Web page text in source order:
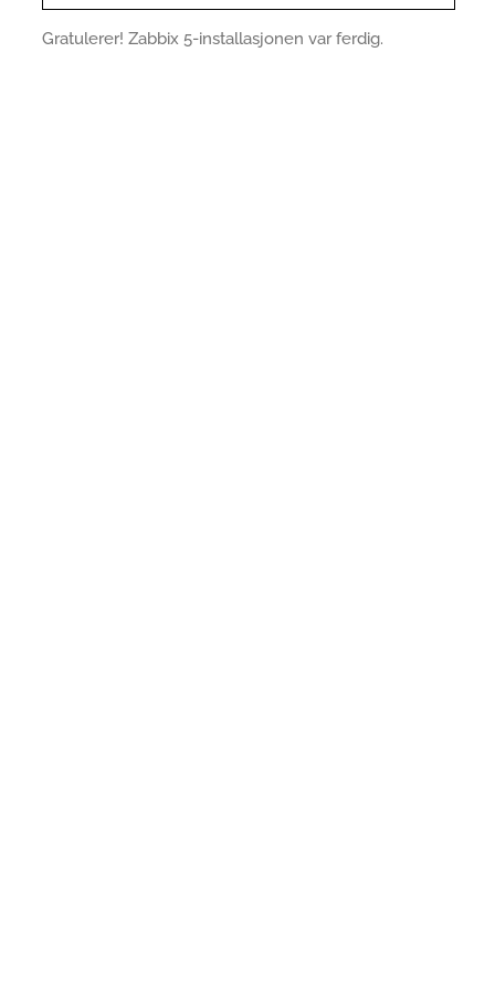
Gratulerer! Zabbix 5-installasjonen var ferdig.